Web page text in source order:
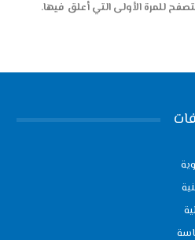
للمرة الأولى التي أعلق فيها.